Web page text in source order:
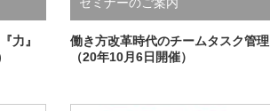
力』
働き方改革時代のチームタスク管理
（20年10月6日開催）